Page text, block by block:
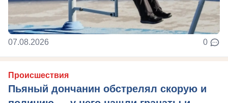
07.08.2026 0
Происшествия
Пьяный дончанин обстрелял скорую и